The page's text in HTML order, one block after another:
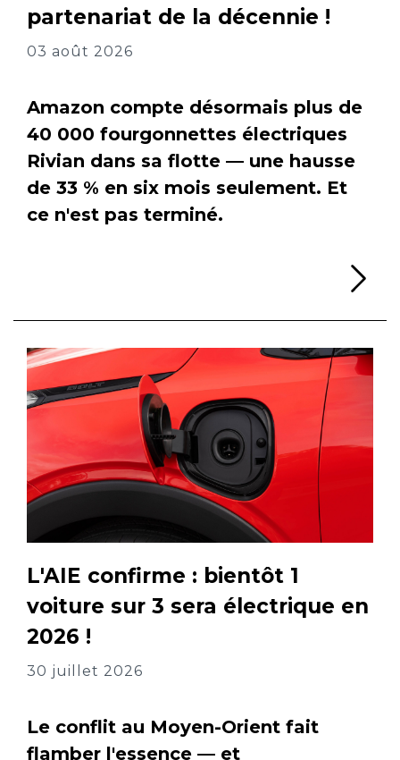
partenariat de la décennie !
03 août 2026
Amazon compte désormais plus de
40 000 fourgonnettes électriques
Rivian dans sa flotte — une hausse
de 33 % en six mois seulement. Et
ce n'est pas terminé.
L'AIE confirme : bientôt 1
voiture sur 3 sera électrique en
2026 !
30 juillet 2026
Le conflit au Moyen-Orient fait
flamber l'essence — et